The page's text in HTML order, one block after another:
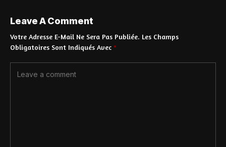
Leave A Comment
Votre Adresse E-Mail Ne Sera Pas Publiée. Les Champs
Obligatoires Sont Indiqués Avec *